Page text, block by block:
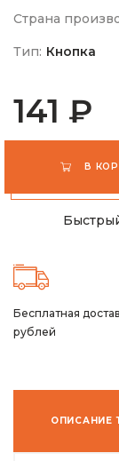
Страна
Тип: Кнопка
141 ₽
В
Бесплатная
рублей
ОПИСАНИЕ